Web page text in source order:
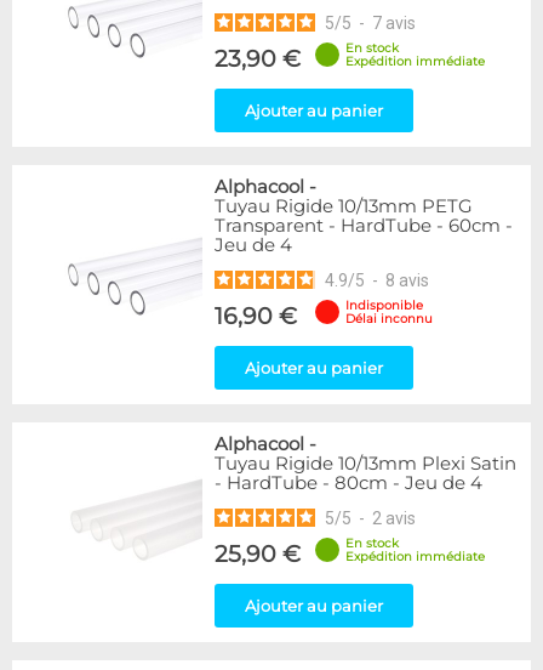
5/5 - 7 avis
23,90 €
En stock
Expédition immédiate
Ajouter au panier
Alphacool -
Tuyau Rigide 10/13mm PETG
Transparent - HardTube - 60cm -
Jeu de 4
4.9/5 - 8 avis
16,90 €
Indisponible
Délai inconnu
Ajouter au panier
Alphacool -
Tuyau Rigide 10/13mm Plexi Satin
- HardTube - 80cm - Jeu de 4
5/5 - 2 avis
25,90 €
En stock
Expédition immédiate
Ajouter au panier